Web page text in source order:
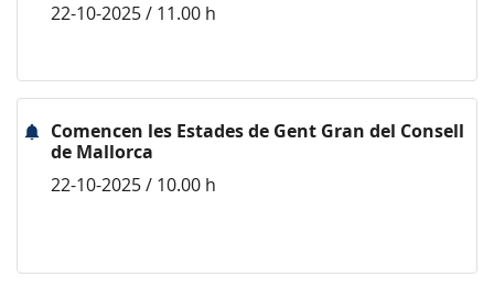
22-10-2025 / 11.00 h
Comencen les Estades de Gent Gran del Consell
de Mallorca
22-10-2025 / 10.00 h